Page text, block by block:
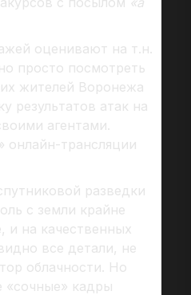
оценивают на т.н.
просто посмотреть
жителей Воронежа
результатов атак на
агентами.
онлайн-трансляции
разведки
с земли крайне
и на качественных
все детали, не
облачности. Но
«сочные» кадры